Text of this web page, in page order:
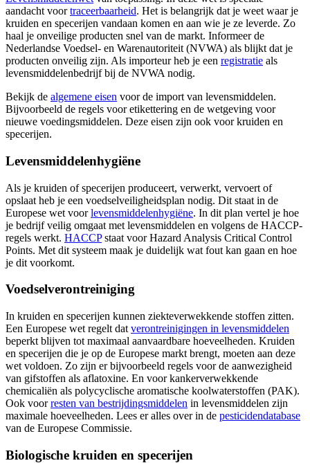
aandacht voortraceerbaarheid. Het is belangrijk dat je weet waar je
kruiden en specerijen vandaan komen en aan wie je ze leverde. Zo
haal je onveilige producten snel van de markt. Informeer de
Nederlandse Voedsel- en Warenautoriteit (NVWA) als blijkt dat je
producten onveilig zijn. Als importeur heb je een registratie als
levensmiddelenbedrijf bij de NVWA nodig.
Bekijk de algemene eisen voor de import van levensmiddelen.
Bijvoorbeeld de regels voor etikettering en de wetgeving voor
nieuwe voedingsmiddelen. Deze eisen zijn ook voor kruiden en
specerijen.
Levensmiddelenhygiëne
Als je kruiden of specerijen produceert, verwerkt, vervoert of
opslaat heb je een voedselveiligheidsplan nodig. Dit staat in de
Europese wet voorlevensmiddelenhygiëne. In dit plan vertel je hoe
je bedrijf veilig omgaat met levensmiddelen en volgens de HACCP-
regels werkt. HACCPstaat voor Hazard Analysis Critical Control
Points. Met dit systeem maak je duidelijk wat fout kan gaan en hoe
je dit voorkomt.
Voedselverontreiniging
In kruiden en specerijen kunnen ziekteverwekkende stoffen zitten.
Een Europese wet regelt dat verontreinigingen in levensmiddelen
beperkt blijven tot maximaal aanvaardbare hoeveelheden. Kruiden
en specerijen die je op de Europese markt brengt, moeten aan deze
wet voldoen. Zo zijn er bijvoorbeeld regels voor de aanwezigheid
van gifstoffen als aflatoxine. En voor kankerverwekkende
chemicaliën als polycyclische aromatische koolwaterstoffen (PAK).
Ook voorresten van bestrijdingsmiddelen in levensmiddelen zijn
maximale hoeveelheden. Lees er alles over in de pesticidendatabase
van de Europese Commissie.
Biologische kruiden en specerijen